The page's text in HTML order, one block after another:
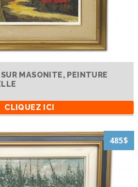
MASONITE, PEINTURE
CLIQUEZ ICI
485$